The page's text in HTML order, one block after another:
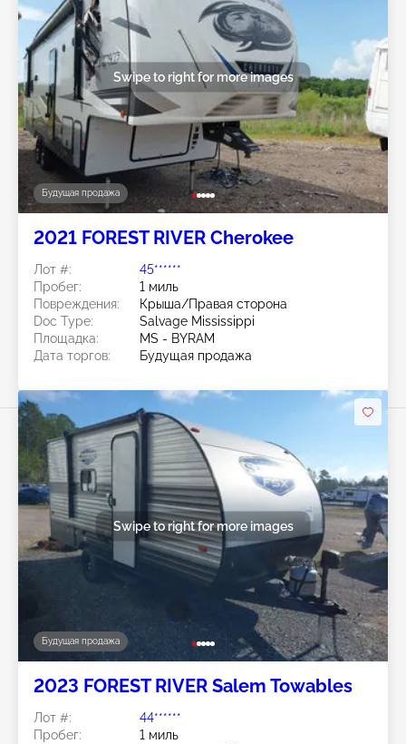
Будущая продажа
Swipe to right for more images
2021 FOREST RIVER Cherokee
Лот #:
45******
Пробег:
1 миль
Повреждения:
Крыша/Правая сторона
Doc Type:
Salvage Mississippi
Площадка:
MS - BYRAM
Дата торгов:
Будущая продажа
Будущая продажа
Swipe to right for more images
2023 FOREST RIVER Salem Towables
Лот #:
44******
Пробег:
1 миль